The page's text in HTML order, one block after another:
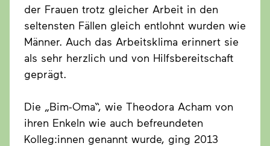
der Frauen trotz gleicher Arbeit in den
seltensten Fällen gleich entlohnt wurden wie
Männer. Auch das Arbeitsklima erinnert sie
als sehr herzlich und von Hilfsbereitschaft
geprägt.
Die „Bim-Oma“, wie Theodora Acham von
ihren Enkeln wie auch befreundeten
Kolleg:innen genannt wurde, ging 2013